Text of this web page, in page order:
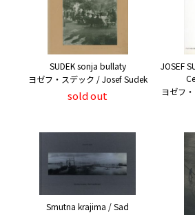
SUDEK sonja bullaty
ヨゼフ・スデック / Josef Sudek
sold out
JOSEF
ヨゼフ
Smutna krajima / Sad